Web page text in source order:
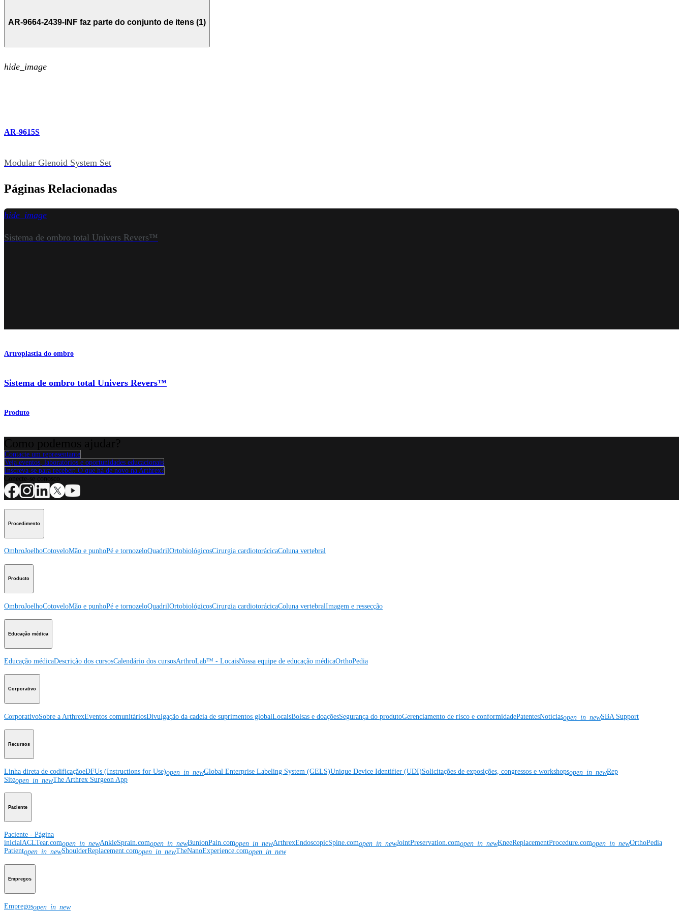
AR-9664-2439-INF faz parte do conjunto de itens (1)
hide_image
AR-9615S
Modular Glenoid System Set
Páginas Relacionadas
hide_image
Sistema de ombro total Univers Revers™
Artroplastia do ombro
Sistema de ombro total Univers Revers™
Produto
Contacte um representante
Veja eventos, laboratórios e oportunidades educacionais
Inscreva-se para receber: O que há de novo na Arthrex?
Procedimento
OmbroJoelhoCotoveloMão e punhoPé e tornozeloQuadrilOrtobiológicosCirurgia cardiotorácicaColuna vertebral
Producto
OmbroJoelhoCotoveloMão e punhoPé e tornozeloQuadrilOrtobiológicosCirurgia cardiotorácicaColuna vertebralImagem e ressecção
Educação médica
Educação médicaDescrição dos cursosCalendário dos cursosArthroLab™ - LocaisNossa equipe de educação médicaOrthoPedia
Corporativo
CorporativoSobre a ArthrexEventos comunitáriosDivulgação da cadeia de suprimentos globalLocaisBolsas e doaçõesSegurança do produtoGerenciamento de risco e conformidadePatentesNotíciasopen_in_newSBA Support
Recursos
Linha direta de codificaçãoeDFUs (Instructions for Use)open_in_newGlobal Enterprise Labeling System (GELS)Unique Device Identifier (UDI)Solicitações de exposições, congressos e workshopsopen_in_newRep
Siteopen_in_newThe Arthrex Surgeon App
Paciente
Paciente - Página
inicialACLTear.comopen_in_newAnkleSprain.comopen_in_newBunionPain.comopen_in_newArthrexEndoscopicSpine.comopen_in_newJointPreservation.comopen_in_newKneeReplacementProcedure.comopen_in_newOrthoPedia
Patientopen_in_newShoulderReplacement.comopen_in_newTheNanoExperience.comopen_in_new
Empregos
Empregosopen_in_new